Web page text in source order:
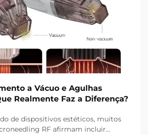
a Vácuo e Agulhas
Realmente Faz a Diferença?
de dispositivos estéticos, muitos
RF afirmam incluir